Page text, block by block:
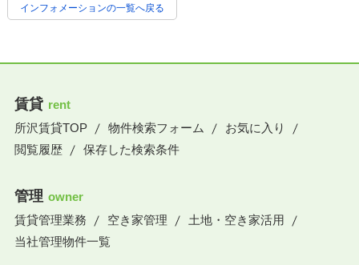
インフォメーションの一覧へ戻る
賃貸 rent
所沢賃貸TOP
物件検索フォーム
お気に入り
閲覧履歴
保存した検索条件
管理 owner
賃貸管理業務
空き家管理
土地・空き家活用
当社管理物件一覧